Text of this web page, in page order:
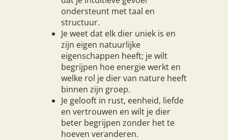
ondersteunt met taal en
structuur.
Je weet dat elk dier uniek is en
zijn eigen natuurlijke
eigenschappen heeft; je wilt
begrijpen hoe energie werkt en
welke rol je dier van nature heeft
binnen zijn groep.
Je gelooft in rust, eenheid, liefde
en vertrouwen en wilt je dier
beter begrijpen zonder het te
hoeven veranderen.